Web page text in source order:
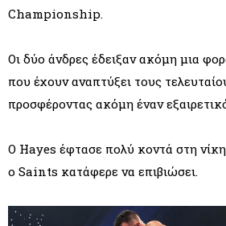
Championship.
Οι δύο άνδρες έδειξαν ακόμη μια
που έχουν αναπτύξει τους
προσφέροντας ακόμη έναν
Ο Hayes έφτασε πολύ κοντά στη
ο Saints κατάφερε να επιβιώσει.